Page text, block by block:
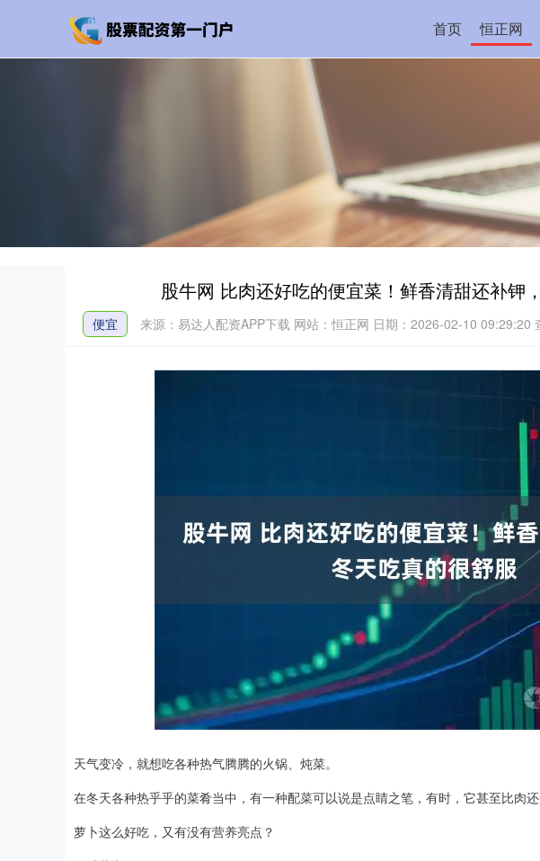
首页 恒正网
股牛网 比肉还好吃的便宜菜！鲜香清甜还补钾
便宜 来源：易达人配资APP下载 网站：恒正网 日期：2026-02-10 09:29:20
天气变冷，就想吃各种热气腾腾的火锅、炖菜。
在冬天各种热乎乎的菜肴当中，有一种配菜可以说是点睛之笔，有时，它甚至比肉
萝卜这么好吃，又有没有营养亮点？